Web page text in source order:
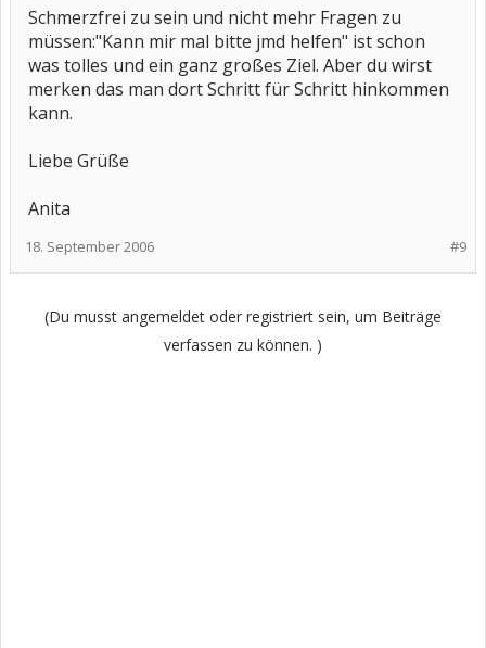
Schmerzfrei zu sein und nicht mehr Fragen zu
müssen:"Kann mir mal bitte jmd helfen" ist schon
was tolles und ein ganz großes Ziel. Aber du wirst
merken das man dort Schritt für Schritt hinkommen
kann.
Liebe Grüße
Anita
#9
18. September 2006
(Du musst angemeldet oder registriert sein, um Beiträge
verfassen zu können. )